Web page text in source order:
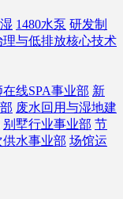
1480水泵 研发制
理与低排放核心技术
线SPA事业部 新
废水回用与湿地建
别墅行业事业部 节
供水事业部 场馆运